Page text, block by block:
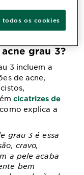
grau 3?
3 incluem a
de acne,
cicatrizes de
explica a
grau 3 é essa
cravo,
a pele acaba
bem
todos os cookies